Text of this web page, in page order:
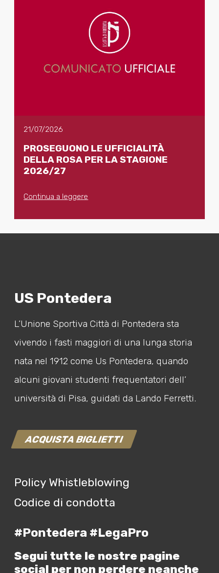
21/07/2026
PROSEGUONO LE UFFICIALITÀ
DELLA ROSA PER LA STAGIONE
2026/27
Continua a leggere
US Pontedera
L’Unione Sportiva Città di Pontedera sta
vivendo i fasti maggiori di una lunga storia
nata nel 1912 come Us Pontedera, quando
alcuni giovani studenti frequentatori dell’
università di Pisa, guidati da Lando Ferretti.
ACQUISTA BIGLIETTI
Policy Whistleblowing
Codice di condotta
#Pontedera #LegaPro
Segui tutte le nostre pagine
social per non perdere neanche